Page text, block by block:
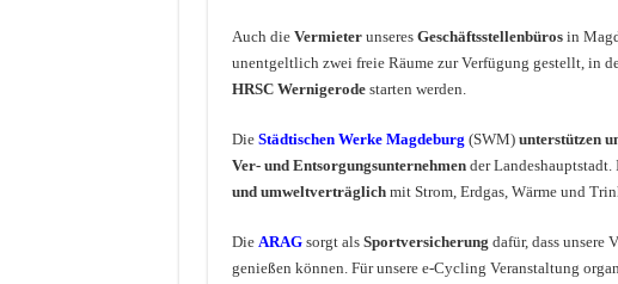
Auch die Vermieterunseres Geschäftsstellenbürosin
unentgeltlich zwei freie Räume zur Verfügung gestellt, in
HRSC Wernigerode starten werden.
Die Städtischen Werke Magdeburg (SWM) unterstützen u
Ver- und Entsorgungsunternehmender Landeshauptstadt.
und umweltverträglichmit Strom, Erdgas, Wärme und
Die ARAGsorgt als Sportversicherung dafür, dass unsere
genießen können. Für unsere e-Cycling Veranstaltung